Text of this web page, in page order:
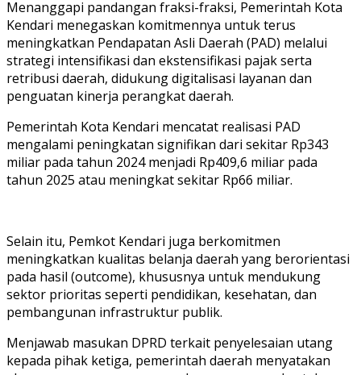
Menanggapi pandangan fraksi-fraksi, Pemerintah Kota
Kendari menegaskan komitmennya untuk terus
meningkatkan Pendapatan Asli Daerah (PAD) melalui
strategi intensifikasi dan ekstensifikasi pajak serta
retribusi daerah, didukung digitalisasi layanan dan
penguatan kinerja perangkat daerah.
Pemerintah Kota Kendari mencatat realisasi PAD
mengalami peningkatan signifikan dari sekitar Rp343
miliar pada tahun 2024 menjadi Rp409,6 miliar pada
tahun 2025 atau meningkat sekitar Rp66 miliar.
Selain itu, Pemkot Kendari juga berkomitmen
meningkatkan kualitas belanja daerah yang berorientasi
pada hasil (outcome), khususnya untuk mendukung
sektor prioritas seperti pendidikan, kesehatan, dan
pembangunan infrastruktur publik.
Menjawab masukan DPRD terkait penyelesaian utang
kepada pihak ketiga, pemerintah daerah menyatakan